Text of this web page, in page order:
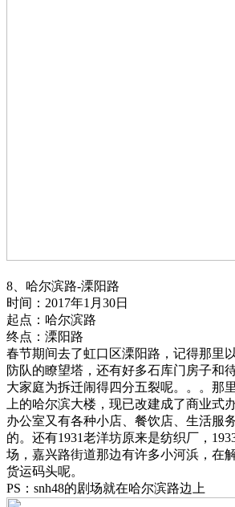
8、哈尔滨路-溧阳路
时间：2017年1月30日
起点：哈尔滨路
终点：溧阳路
春节期间去了虹口区溧阳路，记得那里
防队的瞭望塔，还有好多石库门房子和
大家庭为拆迁闹得四分五裂呢。。。那
上的哈尔滨大楼，现已改建成了商业式
办公室又有各种小店、餐饮店、生活服
的。还有1931老洋坊原来是纺织厂，
场，嘉兴路街道那边有许多小河浜，在
货运码头呢。
PS：snh48的剧场就在哈尔滨路边上